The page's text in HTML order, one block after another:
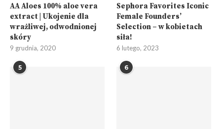
AA Aloes 100% aloe vera
extract | Ukojenie dla
wrażliwej, odwodnionej
skóry
9 grudnia, 2020
Sephora Favorites Iconic
Female Founders’
Selection – w kobietach
siła!
6 lutego, 2023
5 6